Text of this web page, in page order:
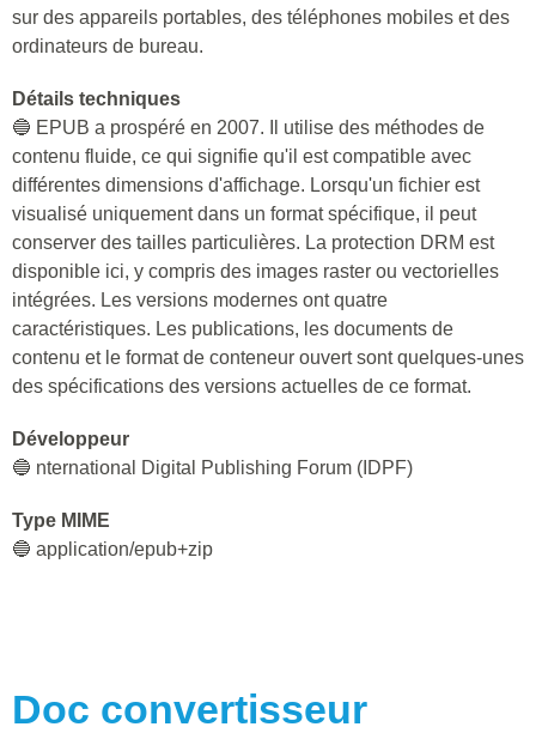
sur des appareils portables, des téléphones mobiles et des
ordinateurs de bureau.
Détails techniques
🔵 EPUB a prospéré en 2007. Il utilise des méthodes de
contenu fluide, ce qui signifie qu'il est compatible avec
différentes dimensions d'affichage. Lorsqu'un fichier est
visualisé uniquement dans un format spécifique, il peut
conserver des tailles particulières. La protection DRM est
disponible ici, y compris des images raster ou vectorielles
intégrées. Les versions modernes ont quatre
caractéristiques. Les publications, les documents de
contenu et le format de conteneur ouvert sont quelques-unes
des spécifications des versions actuelles de ce format.
Développeur
🔵 nternational Digital Publishing Forum (IDPF)
Type MIME
🔵 application/epub+zip
Doc convertisseur